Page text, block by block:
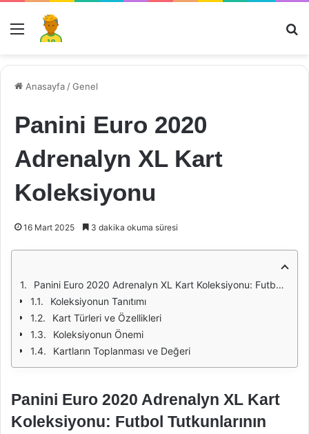
Menü
Anasayfa /Genel
Panini Euro 2020
Adrenalyn XL Kart
Koleksiyonu
16 Mart 2025 3 dakika okuma süresi
Panini Euro 2020 Adrenalyn XL Kart Koleksiyonu: Futbol Tutkunlarının Vazgeçilmezi
Koleksiyonun Tanıtımı
Kart Türleri ve Özellikleri
Koleksiyonun Önemi
Kartların Toplanması ve Değeri
Panini Euro 2020 Adrenalyn XL Kart
Koleksiyonu: Futbol Tutkunlarının